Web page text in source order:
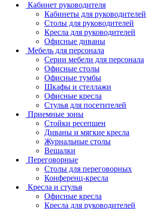
Кабинет руководителя
Кабинеты для руководителей
Столы для руководителей
Кресла для руководителей
Офисные диваны
Мебель для персонала
Серии мебели для персонала
Офисные столы
Офисные тумбы
Шкафы и стеллажи
Офисные кресла
Стулья для посетителей
Приемные зоны
Стойки ресепшен
Диваны и мягкие кресла
Журнальные столы
Вешалки
Переговорные
Столы для переговорных
Конференц-кресла
Кресла и стулья
Офисные кресла
Кресла для руководителей